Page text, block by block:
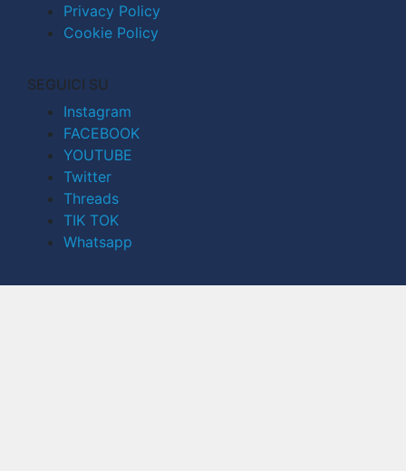
Privacy Policy
Cookie Policy
SEGUICI SU
Instagram
FACEBOOK
YOUTUBE
Twitter
Threads
TIK TOK
Whatsapp